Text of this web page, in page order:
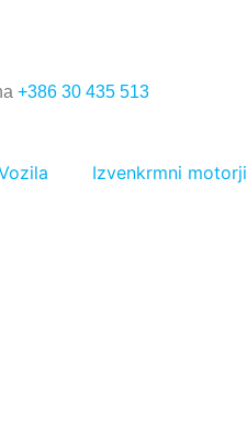
+386 30 435 513
Izvenkrmni motorji